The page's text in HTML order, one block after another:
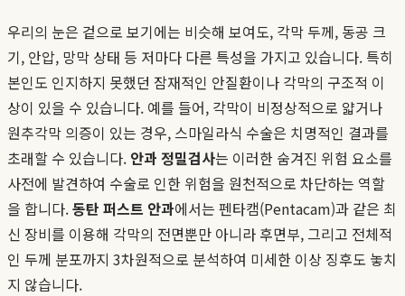
우리의 눈은 겉으로 보기에는 비슷해 보여도, 각막 두께, 동공 크
기, 안압, 망막 상태 등 저마다 다른 특성을 가지고 있습니다. 특히
본인도 인지하지 못했던 잠재적인 안질환이나 각막의 구조적 이
상이 있을 수 있습니다. 예를 들어, 각막이 비정상적으로 얇거나
원추각막 의증이 있는 경우, 스마일라식 수술은 치명적인 결과를
초래할 수 있습니다. 안과 정밀검사는 이러한 숨겨진 위험 요소를
사전에 발견하여 수술로 인한 위험을 원천적으로 차단하는 역할
을 합니다.동탄 퍼스트 안과에서는 펜타캠(Pentacam)과 같은 최
신 장비를 이용해 각막의 전면뿐만 아니라 후면부, 그리고 전체적
인 두께 분포까지 3차원적으로 분석하여 미세한 이상 징후도 놓치
지 않습니다.